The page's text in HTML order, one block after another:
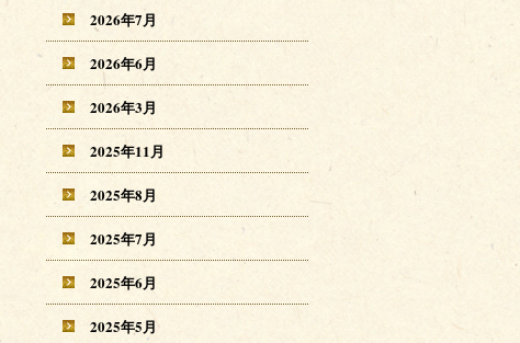
2026年7月
2026年6月
2026年3月
2025年11月
2025年8月
2025年7月
2025年6月
2025年5月